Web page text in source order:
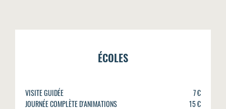
ÉCOLES
VISITE GUIDÉE
7 €
JOURNÉE COMPLÈTE D'ANIMATIONS
15 €